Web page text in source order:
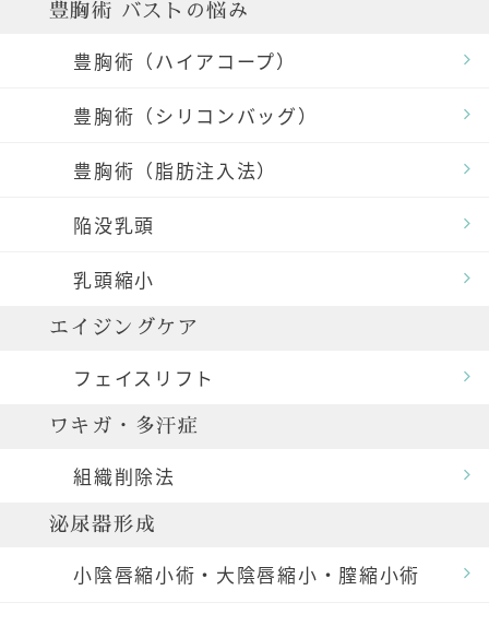
豊胸術 バストの悩み
豊胸術（ハイアコープ）
豊胸術（シリコンバッグ）
豊胸術（脂肪注入法）
陥没乳頭
乳頭縮小
エイジングケア
フェイスリフト
ワキガ・多汗症
組織削除法
泌尿器形成
小陰唇縮小術・大陰唇縮小・膣縮小術